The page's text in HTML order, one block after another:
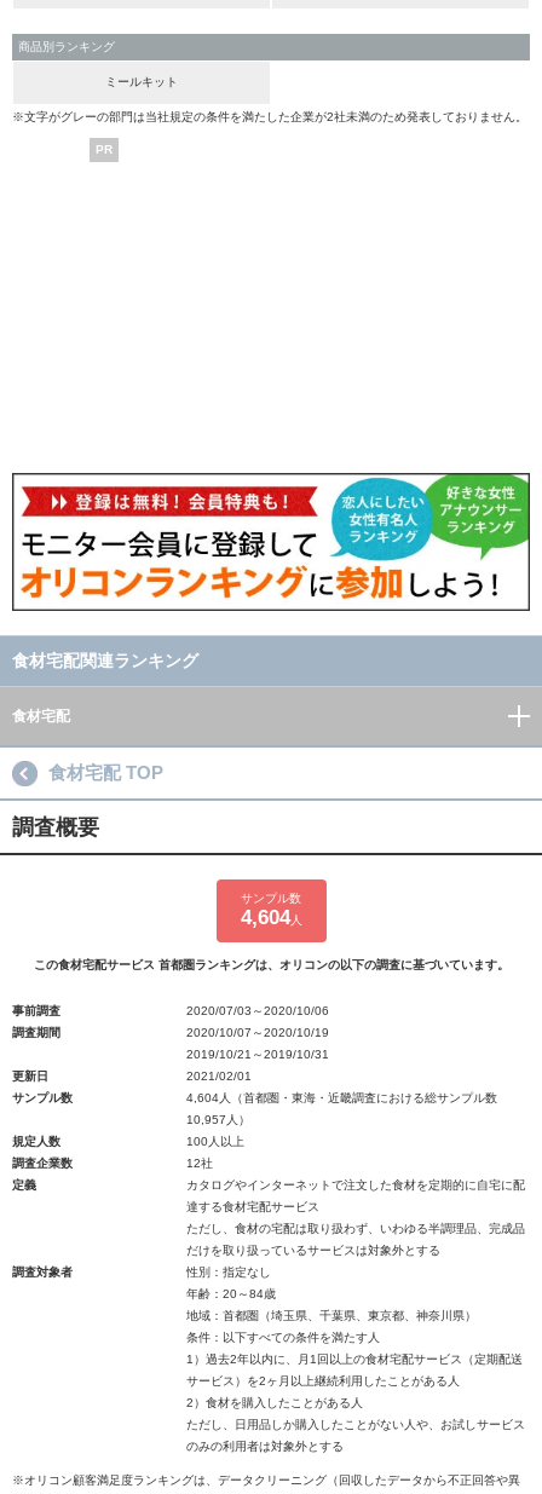
商品別ランキング
ミールキット
※文字がグレーの部門は当社規定の条件を満たした企業が2社未満のため発表しておりません。
PR
食材宅配関連ランキング
食材宅配
食材宅配 TOP
調査概要
サンプル数
4,604人
この食材宅配サービス 首都圏ランキングは、オリコンの以下の調査に基づいています。
事前調査
2020/07/03～2020/10/06
調査期間
2020/10/07～2020/10/19
2019/10/21～2019/10/31
更新日
2021/02/01
サンプル数
4,604人（首都圏・東海・近畿調査における総サンプル数
10,957人）
規定人数
100人以上
調査企業数
12社
定義
カタログやインターネットで注文した食材を定期的に自宅に配
達する食材宅配サービス
ただし、食材の宅配は取り扱わず、いわゆる半調理品、完成品
だけを取り扱っているサービスは対象外とする
調査対象者
性別：指定なし
年齢：20～84歳
地域：首都圏（埼玉県、千葉県、東京都、神奈川県）
条件：以下すべての条件を満たす人
1）過去2年以内に、月1回以上の食材宅配サービス（定期配送
サービス）を2ヶ月以上継続利用したことがある人
2）食材を購入したことがある人
ただし、日用品しか購入したことがない人や、お試しサービス
のみの利用者は対象外とする
※オリコン顧客満足度ランキングは、データクリーニング（回収したデータから不正回答や異